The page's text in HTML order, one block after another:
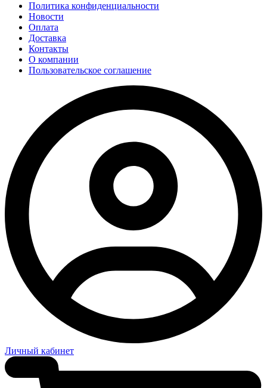
Политика конфиденциальности
Новости
Оплата
Доставка
Контакты
О компании
Пользовательское соглашение
Личный кабинет